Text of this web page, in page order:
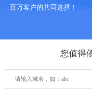
百万客户的共同选择！
您值得